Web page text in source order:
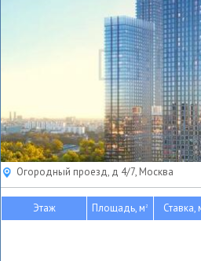
Огородный проезд, д 4/7, Москва
Этаж Площадь, м2 Ставка,